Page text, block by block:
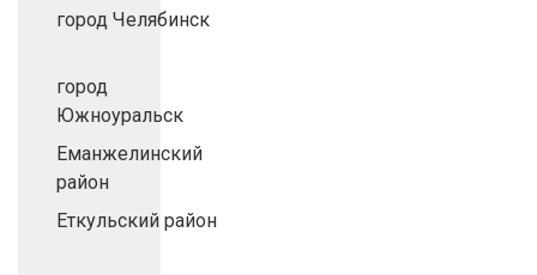
город Челябинск
город
Южноуральск
Еманжелинский
район
Еткульский район